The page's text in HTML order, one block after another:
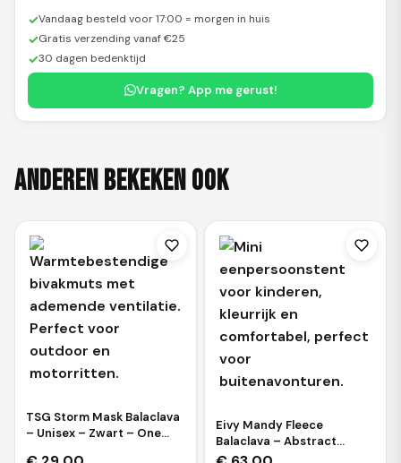
✓Vandaag besteld voor 17:00 = morgen in huis
✓Gratis verzending vanaf €25
✓30 dagen bedenktijd
Vragen? App me gerust!
Anderen bekeken ook
TSG Storm Mask Balaclava
– Unisex – Zwart – One
Eivy Mandy Fleece
Balaclava – Abstract
Pastels